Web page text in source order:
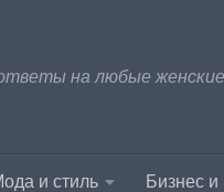
на любые женские
и стиль Бизнес и